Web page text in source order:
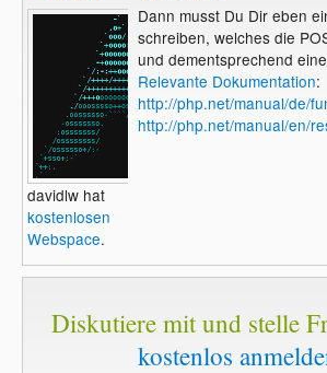
davidlw hat
kostenlosen
Webspace.
Dann musst Du Dir eben
schreiben, welches die
und dementsprechend
Relevante Dokumentation:
http://php.net/manual/de/
http://php.net/manual/en/
Diskutiere mit und stelle
kostenlos